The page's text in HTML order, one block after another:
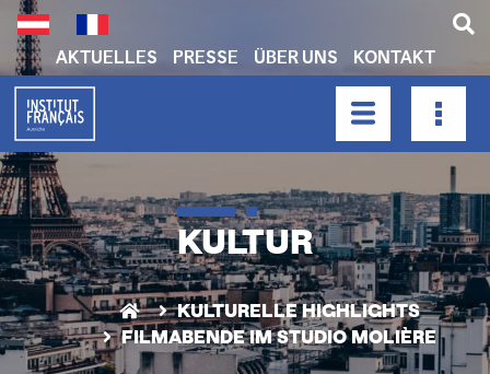
Direkt
zum
Inhalt
H
A
D
E
R
N
A
V
I
AKTUELLES PRESSE ÜBER UNS KONTAKT
KULTUR
KULTURELLE HIGHLIGHTS
FILMABENDE IM STUDIO MOLIÈRE